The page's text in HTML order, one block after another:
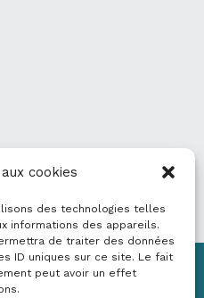
cookies
des technologies telles
informations des appareils.
de traiter des données
ID uniques sur ce site. Le fait
peut avoir un effet
Mentions légales